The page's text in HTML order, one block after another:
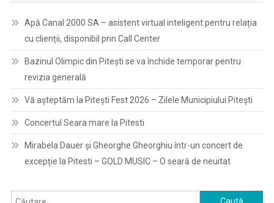
Apă Canal 2000 SA – asistent virtual inteligent pentru relația
cu clienții, disponibil prin Call Center
Bazinul Olimpic din Pitești se va închide temporar pentru
revizia generală
Vă așteptăm la Pitești Fest 2026 – Zilele Municipiului Pitești
Concertul Seara mare la Pitesti
Mirabela Dauer și Gheorghe Gheorghiu într-un concert de
excepție la Pitesti – GOLD MUSIC – O seară de neuitat
Caută